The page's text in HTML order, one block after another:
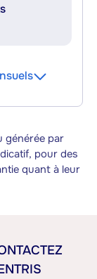
générée par
pour des
quant à leur